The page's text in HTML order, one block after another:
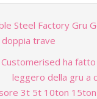
Steel Factory Gru
trave
Customerised ha
leggero della gru a
3t 5t 10ton 15ton